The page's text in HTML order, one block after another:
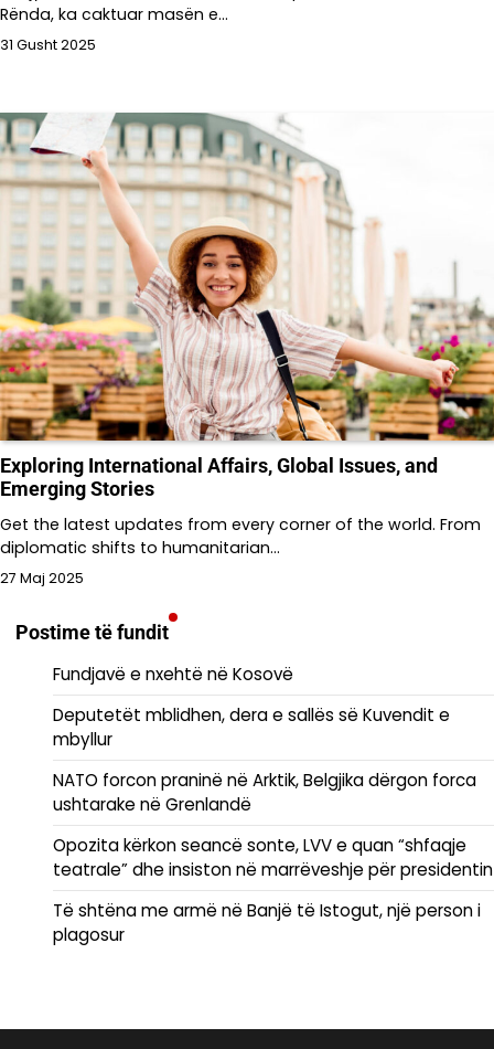
Rënda, ka caktuar masën e…
31 Gusht 2025
Exploring International Affairs, Global Issues, and
Emerging Stories
Get the latest updates from every corner of the world. From
diplomatic shifts to humanitarian…
27 Maj 2025
Postime të fundit
Fundjavë e nxehtë në Kosovë
Deputetët mblidhen, dera e sallës së Kuvendit e
mbyllur
NATO forcon praninë në Arktik, Belgjika dërgon forca
ushtarake në Grenlandë
Opozita kërkon seancë sonte, LVV e quan “shfaqje
teatrale” dhe insiston në marrëveshje për presidentin
Të shtëna me armë në Banjë të Istogut, një person i
plagosur